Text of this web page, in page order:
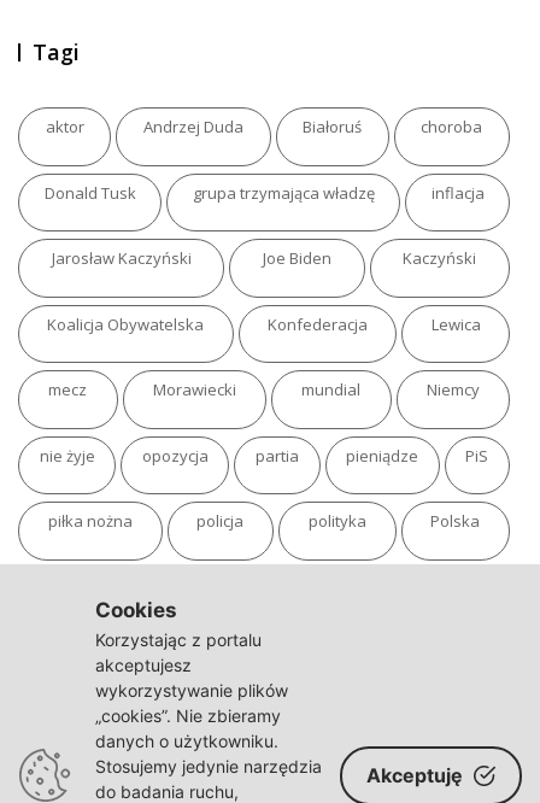
Tagi
aktor Andrzej Duda Białoruś choroba
Donald Tusk grupa trzymająca władzę inflacja
Jarosław Kaczyński Joe Biden Kaczyński
Koalicja Obywatelska Konfederacja Lewica
mecz Morawiecki mundial Niemcy
nie żyje opozycja partia pieniądze PiS
piłka nożna policja polityka Polska
sąd TVN
Warszawa wojna
wybory wypadek Władimir Putin zdrowie
Cookies
Korzystając z portalu
akceptujesz
wykorzystywanie plików
„cookies”. Nie zbieramy
danych o użytkowniku.
Stosujemy jedynie narzędzia
do badania ruchu,
Akceptuję